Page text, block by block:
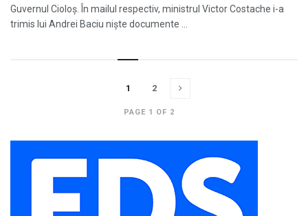
Guvernul Cioloș. În mailul respectiv, ministrul Victor Costache i-a
trimis lui Andrei Baciu niște documente ...
PAGE 1 OF 2
1 2